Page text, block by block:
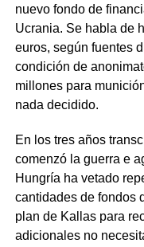
nuevo fondo de
Ucrania. Se habla de
euros, según fuentes
condición de
millones para
nada decidido.
En los tres años
comenzó la guerra e
Hungría ha vetado
cantidades de fondos
plan de Kallas para
adicionales no